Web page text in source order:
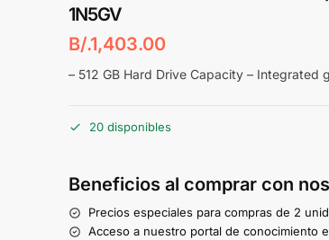
1N5GV
B/.1,403.00
– 512 GB Hard Drive Capacity – Integrated
20 disponibles
Beneficios al comprar con
Precios especiales para compras de 2
Acceso a nuestro portal de conocimiento